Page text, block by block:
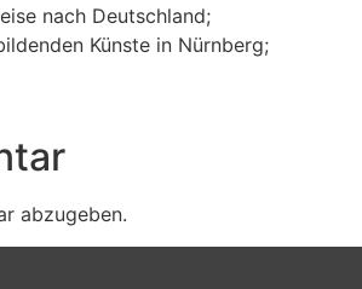
nach Deutschland;
Künste in Nürnberg;
abzugeben.